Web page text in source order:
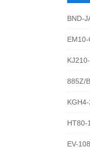
885Z/